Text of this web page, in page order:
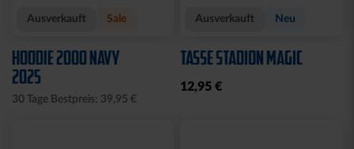
Ausverkauft Sale
HOODIE 2000 NAVY
2025
30 Tage Bestpreis: 39,95 €
Ausverkauft Neu
TASSE STADION MAGIC
12,95 €